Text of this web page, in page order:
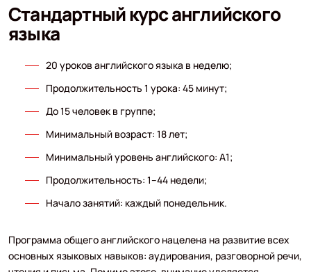
Стандартный курс английского
языка
20 уроков английского языка в неделю;
Продолжительность 1 урока: 45 минут;
До 15 человек в группе;
Минимальный возраст: 18 лет;
Минимальный уровень английского: A1;
Продолжительность: 1–44 недели;
Начало занятий: каждый понедельник.
Программа общего английского нацелена на развитие всех
основных языковых навыков: аудирования, разговорной речи,